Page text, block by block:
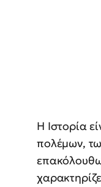
Η Ιστορία
πολέμων,